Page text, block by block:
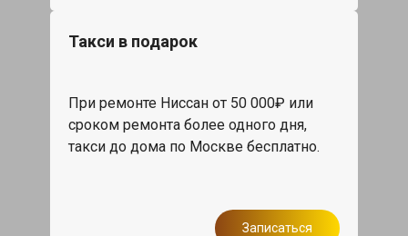
Такси в подарок
При ремонте Ниссан от 50 000₽ или
сроком ремонта более одного дня,
такси до дома по Москве бесплатно.
Записаться